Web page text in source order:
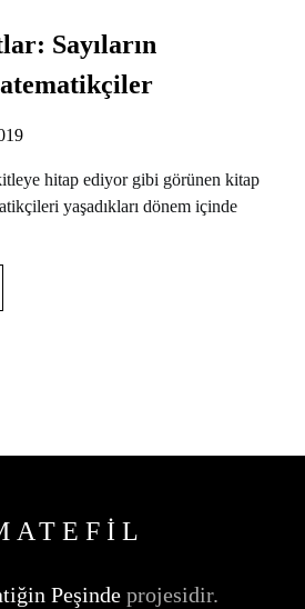
Sayıların
hitap ediyor gibi görünen kitap
yaşadıkları dönem içinde
Peşinde projesidir.